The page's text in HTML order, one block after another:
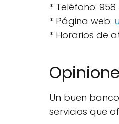
* Teléfono: 958
* Página web:
* Horarios de
Un buen
servicios que